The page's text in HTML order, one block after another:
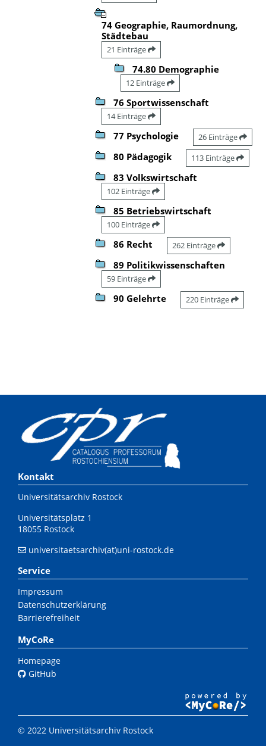
74 Geographie, Raumordnung,
Städtebau
21 Einträge
74.80 Demographie
12 Einträge
76 Sportwissenschaft
14 Einträge
77 Psychologie 26 Einträge
80 Pädagogik 113 Einträge
83 Volkswirtschaft
102 Einträge
85 Betriebswirtschaft
100 Einträge
86 Recht 262 Einträge
89 Politikwissenschaften
59 Einträge
90 Gelehrte 220 Einträge
Kontakt
Universitätsarchiv Rostock
Universitätsplatz 1
18055 Rostock
universitaetsarchiv(at)uni-rostock.de
Service
Impressum
Datenschutzerklärung
Barrierefreiheit
MyCoRe
Homepage
GitHub
© 2022 Universitätsarchiv Rostock